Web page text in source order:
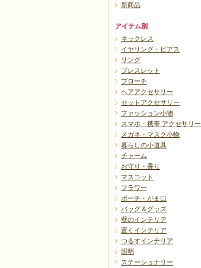
新商品
アイテム別
ネックレス
イヤリング・ピアス
リング
ブレスレット
ブローチ
ヘアアクセサリー
セットアクセサリー
ファッション小物
スマホ・携帯 アクセサリー
メガネ・マスク小物
暮らしの小道具
チャーム
お守り・香り
マスコット
フラワー
ポーチ・がま口
バッグ＆グッズ
壁のインテリア
置くインテリア
つるすインテリア
照明
ステーショナリー